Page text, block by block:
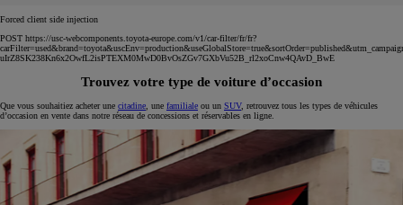
Forced client side injection
POST https://usc-webcomponents.toyota-europe.com/v1/car-filter/fr/fr?
uIrZ8SK238Kn6x2OwfL2isPTEXM0MwD0BvOsZGv7GXbVu52B_rl2xoCnw4QAvD_BwE
Trouvez votre type de voiture d’occasion
Que vous souhaitiez acheter une citadine , une familiale ou un SUV, retrouvez tous les types de véhicules
d’occasion en vente dans notre réseau de concessions et réservables en ligne.